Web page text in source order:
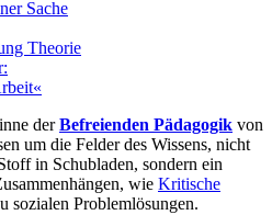
Sache
Theorie
derBefreienden Pädagogik von
um die Felder des Wissens, nicht
in Schubladen, sondern ein
wie Kritische
sozialen Problemlösungen.